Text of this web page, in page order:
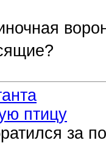
птицу
за